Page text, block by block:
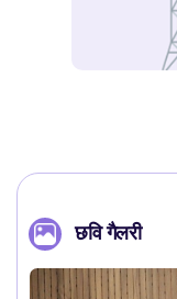
छवि गैलरी